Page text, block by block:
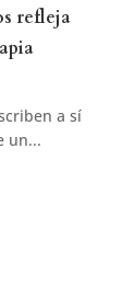
refleja
a sí
un...